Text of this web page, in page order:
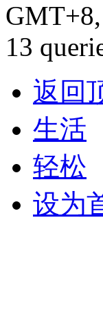
GMT+8,
13
返回
生活
轻松
设为